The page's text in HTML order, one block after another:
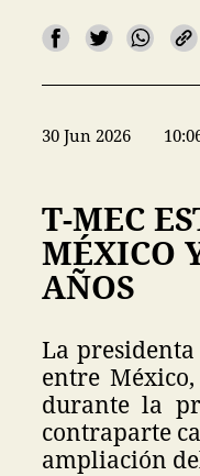
30 Jun 2026
T-MEC
MÉXICO
AÑOS
La
entre
durante la
contraparte
ampliación